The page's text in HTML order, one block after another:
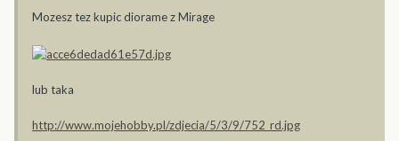
Mozesz tez kupic diorame z Mirage
lub taka
http://www.mojehobby.pl/zdjecia/5/3/9/752_rd.jpg